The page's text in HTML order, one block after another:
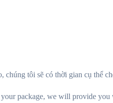
tôi sẽ có thời gian cụ thể
package, we will provide